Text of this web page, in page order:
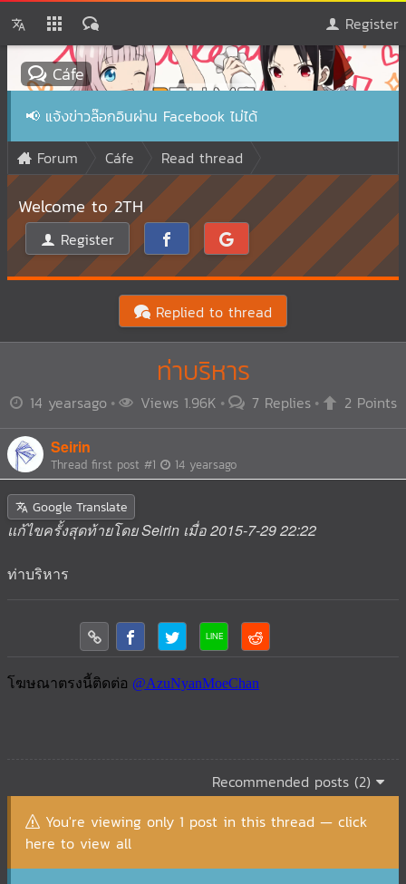
Register
Cáfe
📢 แจ้งข่าวล๊อกอินผ่าน Facebook ไม่ได้
Forum
Cáfe Read thread
Welcome to 2TH
Register
Replied to thread
ท่าบริหาร
14 yearsago Views 1.96K 7 Replies 2 Points
Seirin
Thread first post #1 14 yearsago
Google Translate
แก้ไขครั้งสุดท้ายโดย Seirin เมื่อ 2015-7-29 22:22
ท่าบริหาร
Recommended posts (2)
You're viewing only 1 post in this thread — click
here to view all